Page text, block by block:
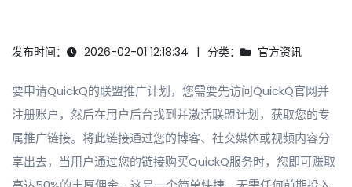
发布时间： 2026-02-01 12:18:34 分类： 官方资讯
要申请QuickQ的联盟推广计划，您需要先访问QuickQ官网并
注册账户，然后在用户后台找到并激活联盟计划，获取您的专
属推广链接。将此链接通过您的博客、社交媒体或视频内容分
享出去，当用户通过您的链接购买QuickQ服务时，您即可赚取